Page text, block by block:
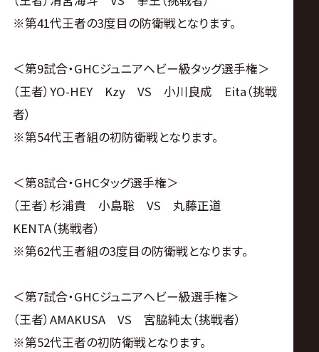
※第41代王者の3度目の防衛戦となります。
＜第9試合・GHCジュニアヘビー級タッグ選手権＞
（王者）YO-HEY Kzy VS 小川良成 Eita（挑戦
者）
※第54代王者組の初防衛戦となります。
＜第8試合・GHCタッグ選手権＞
（王者）杉浦貴 小島聡 VS 丸藤正道
KENTA（挑戦者）
※第62代王者組の3度目の防衛戦となります。
＜第7試合・GHCジュニアヘビー級選手権＞
（王者）AMAKUSA VS 宮脇純太（挑戦者）
※第52代王者の初防衛戦となります。